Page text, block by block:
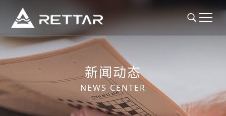
新闻动态
NEWS CENTER